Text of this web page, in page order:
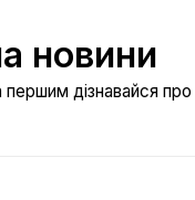
новини
дізнавайся про